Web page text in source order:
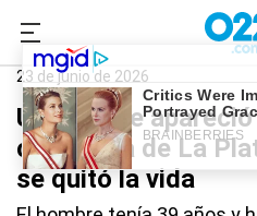
0221.com.ar
La
23 de junio de 2026
Un hombre
comisaría de La
se quitó la vida